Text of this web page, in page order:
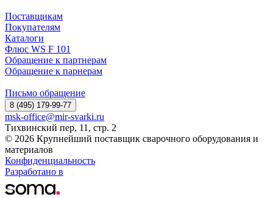
Поставщикам
Покупателям
Каталоги
Флюс WS F 101
Обращение к партнерам
Обращение к парнерам
Письмо обращение
8 (495) 179-99-77
msk-office@mir-svarki.ru
Тихвинский пер, 11, стр. 2
© 2026 Крупнейший поставщик сварочного оборудования и
материалов
Конфиденциальность
Разработано в